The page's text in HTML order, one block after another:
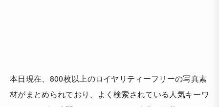
本日現在、 800枚以上のロイヤリティーフリーの写真素
材がまとめられており、よく検索されている人気キーワ